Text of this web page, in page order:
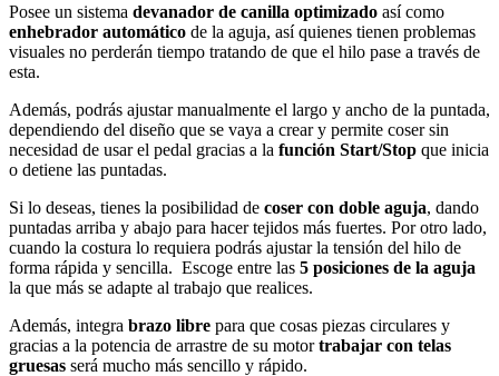
Posee un sistema devanador de canilla optimizado así como
enhebrador automático de la aguja, así quienes tienen problemas
visuales no perderán tiempo tratando de que el hilo pase a través de
esta.
Además, podrás ajustar manualmente el largo y ancho de la puntada,
dependiendo del diseño que se vaya a crear y permite coser sin
necesidad de usar el pedal gracias a la función Start/Stop que inicia
o detiene las puntadas.
Si lo deseas, tienes la posibilidad de coser con doble aguja, dando
puntadas arriba y abajo para hacer tejidos más fuertes. Por otro lado,
cuando la costura lo requiera podrás ajustar la tensión del hilo de
forma rápida y sencilla. Escoge entre las 5 posiciones de la aguja
la que más se adapte al trabajo que realices.
Además, integra brazo libre para que cosas piezas circulares y
gracias a la potencia de arrastre de su motortrabajar con telas
gruesas será mucho más sencillo y rápido.